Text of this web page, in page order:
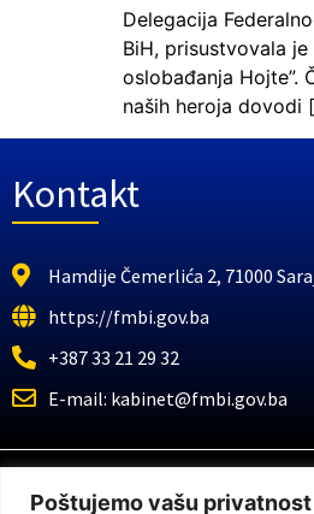
Poštujemo vašu privatnost
Delegacija
BiH, prisustvovala
oslobađanja Hojte”.
naših heroja dovodi
Kontakt
Hamdije Čemerlića 2, 71000
https://fmbi.gov.ba
+387 33 21 29 32
E-mail: kabinet@fmbi.gov.ba